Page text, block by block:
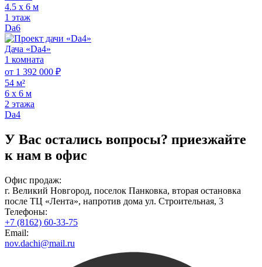
4.5 х 6 м
1 этаж
Da6
Дача «Da4»
1 комната
от 1 392 000 ₽
54 м²
6 х 6 м
2 этажа
Da4
У Вас остались вопросы? приезжайте
к нам в офис
Офис продаж:
г. Великий Новгород, поселок Панковка, вторая остановка
после ТЦ «Лента», напротив дома ул. Строительная, 3
Телефоны:
+7 (8162) 60-33-75
Email:
nov.dachi@mail.ru